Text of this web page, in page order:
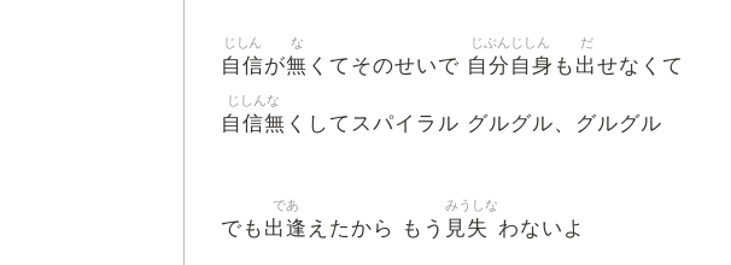
自信
じしん
が無
な
くてそのせいで 自分自身
じぶんじしん
も 出
だ
せなくて
自信無
じしんな
くしてスパイラル グルグル、グルグル
でも 出逢
であ
えたから もう 見失
みうしな
わないよ